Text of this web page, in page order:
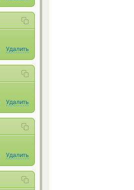
Удалить
Удалить
Удалить